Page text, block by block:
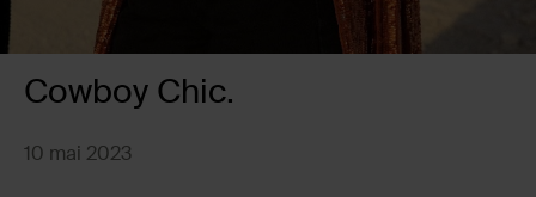
Cowboy Chic.
10 mai 2023